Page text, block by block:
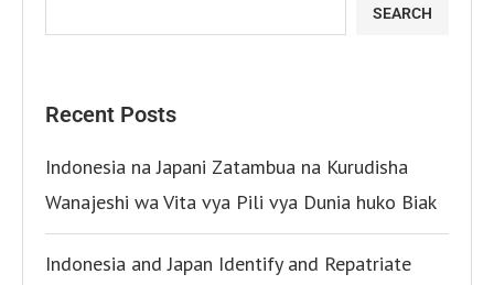
SEARCH
Recent Posts
Indonesia na Japani Zatambua na Kurudisha
Wanajeshi wa Vita vya Pili vya Dunia huko Biak
Indonesia and Japan Identify and Repatriate